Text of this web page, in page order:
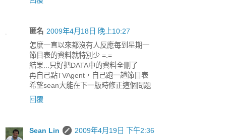
匿名 2009年4月18日 晚上10:27
怎麼一直以來都沒有人反應每到星期一
節目表的資料就特別少 =.=
結果...只好把DATA中的資料全刪了
再自己點TVAgent，自己跑一趟節目表
希望sean大能在下一版時修正這個問題
回覆
Sean Lin
2009年4月19日 下午2:36